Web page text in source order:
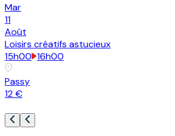
Mar
11
Août
Loisirs créatifs astucieux
15h00 16h00
Passy
12 €